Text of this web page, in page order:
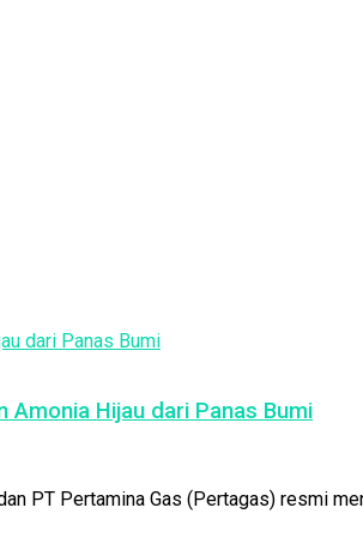
Amonia Hijau dari Panas Bumi
PT Pertamina Gas (Pertagas) resmi